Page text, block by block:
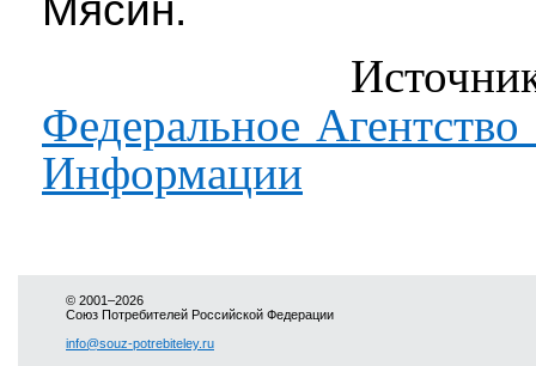
Мясин.
Федеральное
Информации
© 2001–2026
Союз Потребителей Российской Федерации
info@souz-potrebiteley.ru